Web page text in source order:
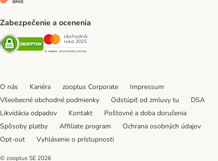
Zabezpečenie a ocenenia
Security Security
O nás Kariéra zooplus Corporate
Impressum
Všeobecné obchodné podmienky
Odstúpiť od zmluvy tu
DSA
Likvidácia odpadov
Kontakt
Poštovné a doba doručenia
Spôsoby platby
Affiliate program
Ochrana osobných údajov
Opt-out
Vyhlásenie o prístupnosti
© zooplus SE 2026